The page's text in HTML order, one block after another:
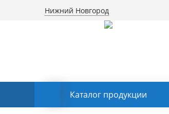
Нижний Новгород
Каталог продукции